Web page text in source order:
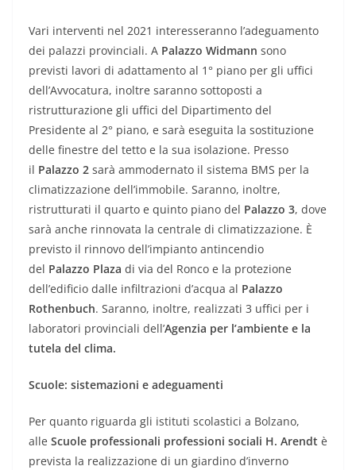
Vari interventi nel 2021 interesseranno l’adeguamento
dei palazzi provinciali. A Palazzo Widmann sono
previsti lavori di adattamento al 1° piano per gli uffici
dell’Avvocatura, inoltre saranno sottoposti a
ristrutturazione gli uffici del Dipartimento del
Presidente al 2° piano, e sarà eseguita la sostituzione
delle finestre del tetto e la sua isolazione. Presso
il Palazzo 2 sarà ammodernato il sistema BMS per la
climatizzazione dell’immobile. Saranno, inoltre,
ristrutturati il quarto e quinto piano del Palazzo 3, dove
sarà anche rinnovata la centrale di climatizzazione. È
previsto il rinnovo dell’impianto antincendio
del Palazzo Plaza di via del Ronco e la protezione
dell’edificio dalle infiltrazioni d’acqua al Palazzo
Rothenbuch. Saranno, inoltre, realizzati 3 uffici per i
laboratori provinciali dell’Agenzia per l’ambiente e la
tutela del clima.
Scuole: sistemazioni e adeguamenti
Per quanto riguarda gli istituti scolastici a Bolzano,
alle Scuole professionali professioni sociali H. Arendt è
prevista la realizzazione di un giardino d’inverno